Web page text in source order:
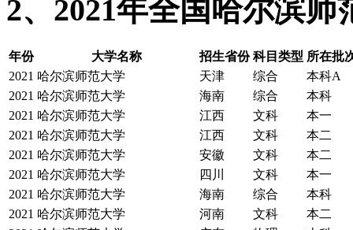
2、2021年全国哈尔滨
年份 大学名称 招生省份 科目类型 所在批
2021 哈尔滨师范大学 天津 综合
本科A
2021 哈尔滨师范大学 海南 综合
本科
2021 哈尔滨师范大学 江西 文科
本一
2021 哈尔滨师范大学 江西 文科
本二
2021 哈尔滨师范大学 安徽 文科
本二
2021 哈尔滨师范大学 四川 文科
本一
2021 哈尔滨师范大学 海南 综合
本科
2021 哈尔滨师范大学 河南 文科
本二